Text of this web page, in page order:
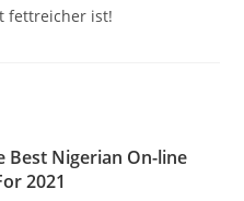
fettreicher ist!
Best Nigerian On-line
2021